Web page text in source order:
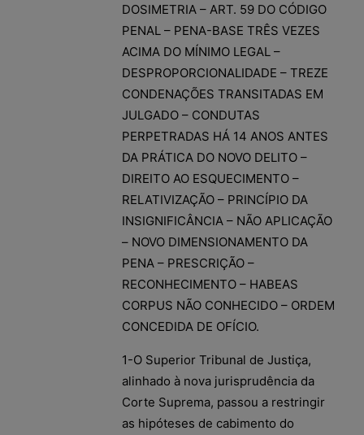
DOSIMETRIA – ART. 59 DO CÓDIGO
PENAL – PENA-BASE TRÊS VEZES
ACIMA DO MÍNIMO LEGAL –
DESPROPORCIONALIDADE – TREZE
CONDENAÇÕES TRANSITADAS EM
JULGADO – CONDUTAS
PERPETRADAS HÁ 14 ANOS ANTES
DA PRÁTICA DO NOVO DELITO –
DIREITO AO ESQUECIMENTO –
RELATIVIZAÇÃO – PRINCÍPIO DA
INSIGNIFICÂNCIA – NÃO APLICAÇÃO
– NOVO DIMENSIONAMENTO DA
PENA – PRESCRIÇÃO –
RECONHECIMENTO – HABEAS
CORPUS NÃO CONHECIDO – ORDEM
CONCEDIDA DE OFÍCIO.
1-O Superior Tribunal de Justiça,
alinhado à nova jurisprudência da
Corte Suprema, passou a restringir
as hipóteses de cabimento do